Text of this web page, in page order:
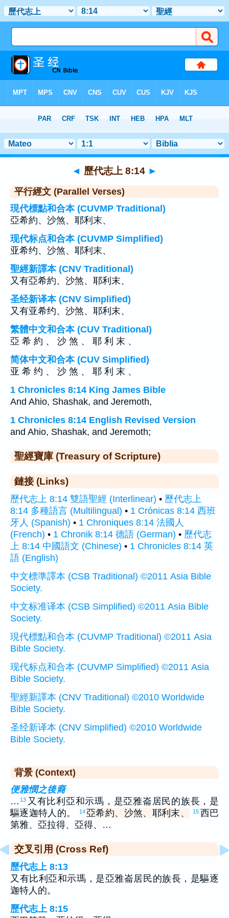
> 聖經金句 14
◄ 歷代志上 8:14 ►
平行經文 (Parallel Verses)
現代標點和合本 (CUVMP Traditional)
亞希約、沙煞、耶利末、
现代标点和合本 (CUVMP Simplified)
亚希约、沙煞、耶利末、
聖經新譯本 (CNV Traditional)
又有亞希約、沙煞、耶利末、
圣经新译本 (CNV Simplified)
又有亚希约、沙煞、耶利末、
繁體中文和合本 (CUV Traditional)
亞 希 約 、 沙 煞 、 耶 利 末 、
简体中文和合本 (CUV Simplified)
亚 希 约 、 沙 煞 、 耶 利 末 、
1 Chronicles 8:14 King James Bible
And Ahio, Shashak, and Jeremoth,
1 Chronicles 8:14 English Revised Version
and Ahio, Shashak, and Jeremoth;
聖經寶庫 (Treasury of Scripture)
鏈接 (Links)
歷代志上 8:14 雙語聖經 (Interlinear) • 歷代志上
8:14 多種語言 (Multilingual) • 1 Crónicas 8:14 西班
牙人 (Spanish) • 1 Chroniques 8:14 法國人
(French) • 1 Chronik 8:14 德語 (German) • 歷代志
上 8:14 中國語文 (Chinese) • 1 Chronicles 8:14 英
語 (English)
中文標準譯本 (CSB Traditional) ©2011 Asia Bible
Society.
中文标准译本 (CSB Simplified) ©2011 Asia Bible
Society.
現代標點和合本 (CUVMP Traditional) ©2011 Asia
Bible Society.
现代标点和合本 (CUVMP Simplified) ©2011 Asia
Bible Society.
聖經新譯本 (CNV Traditional) ©2010 Worldwide
Bible Society.
圣经新译本 (CNV Simplified) ©2010 Worldwide
Bible Society.
背景 (Context)
便雅憫之後裔
… 13 又有比利亞和示瑪，是亞雅崙居民的族長，是
驅逐迦特人的。
14 亞希約、沙煞、耶利末、 15 西巴
第雅、亞拉得、亞得、…
交叉引用 (Cross Ref)
歷代志上 8:13
又有比利亞和示瑪，是亞雅崙居民的族長，是驅逐
迦特人的。
歷代志上 8:15